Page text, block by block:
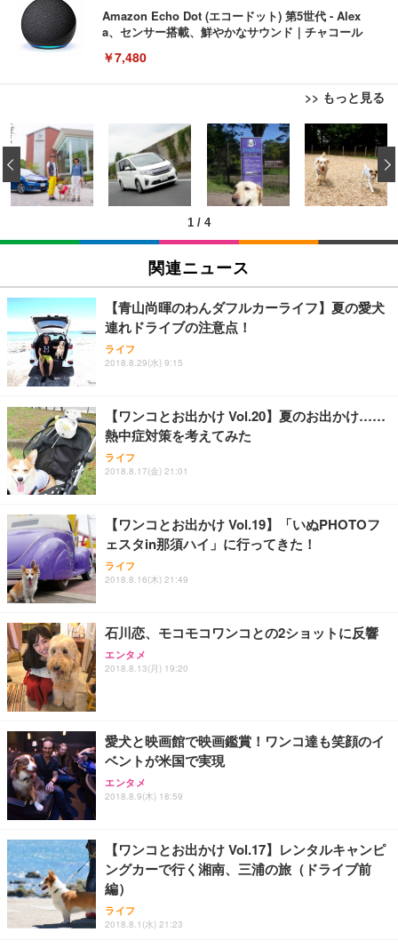
Amazon Echo Dot (エコードット) 第5世代 - Alex
a、センサー搭載、鮮やかなサウンド｜チャコール
￥7,480
>> もっと見る
[EdoErgo] オフィスチェア 椅子 テレワーク 疲れな
い 跳ね上げ式アームレスト コンパクト 約105度ロッ
キング pc 事務椅子 360度回転 座面昇降 強化ナイロ
ン樹脂ベース 通気性メッシュ 在宅ワーク H-WY01
(黒網+黒枠+黒足)
￥5,699
SIHOO B100 オフィスチェア／デスクチェア メッシ
ュチェア 人間工学 疲れない ブラック
￥27,999
Sezlife オフィスチェア デスクチェア 疲れない テレ
ワーク チェア 強化バックレスト 30度ロッキング機
能 人間工学 椅子 腰サポート 90度跳ね上げ式アーム
務用 おしゃれ パソコンチェア (ブラック)
Sezlife オフィスチェア デスクチェア 疲れない テレ
ワーク チェア 強化バックレスト 30度ロッキング機
能 人間工学 椅子 腰サポート 90度跳ね上げ式アーム
務用 おしゃれ パソコンチェア (ホワイト)
ANDWINT オフィスチェア デスクチェア 肘なし メ
ッシュ 通気性 ランバーサポート付き 腰サポート ガ
ス圧無段階昇降 360度回転 キャスター付き コンパク
EIZO ビジネス向けプレミアムモニター | FlexScan
EV3240X-WT | 31.5型4K UHD・USB Type-C・ホワ
イト
￥105,595
EIZO ビジネス向けプレミアムモニター | FlexScan
￥109,572
【純正品】27"ゲーミングモニター DualSense 充電
フック付き（CFI-ZDM1J）
【整備済み品】Dell E2724HS 27インチ 液晶モニタ
ー フルHD（1920×1080）VA 非光沢 HDMI/DisplayP
ort/VGA スピーカー内蔵 高さ調整 スイベル VESA対
【MiniLED/24.5inch/280Hz/FHD】GRAPHT THE S
HOOTER Gaming Monitor 24” Essential ゲーミン
グモニター QD 24.5インチ 1ms FHD 量子ドット 残
Amazonベーシック ペットシーツ 薄型 レギュラー 1
回使い捨て 無香料 ホワイト 300枚
￥3,373
Amazonベーシック ペットシーツ 厚型 ワイド 42枚
x2袋(84枚) ホワイト(吸収面:ライトブルー)
￥3,234
ネオ・ルーライフ ネオ・オムツ L 中型犬用 26枚入
り 単品
Smart Basic(スマートベーシック) 【Amazon.co.jp
限定】 Smart Basic アイリスオーヤマ ペットシーツ
超厚型 お徳用 ワイド 100枚入 (x 1) (ケース販売)
アイリスオーヤマ ペットシーツ 超厚型 お徳用 レギ
ュラー 200枚入【Amazon.co.jp限定】
1 / 4
‹
関連ニュース
【青山尚暉のわんダフルカーライフ】夏の愛犬
連れドライブの注意点！
ライフ
2018.8.29(水) 9:15
【ワンコとお出かけ Vol.20】夏のお出かけ……
熱中症対策を考えてみた
ライフ
2018.8.17(金) 21:01
【ワンコとお出かけ Vol.19】「いぬPHOTOフ
ェスタin那須ハイ」に行ってきた！
ライフ
2018.8.16(木) 21:49
石川恋、モコモコワンコとの2ショットに反響
エンタメ
2018.8.13(月) 19:20
愛犬と映画館で映画鑑賞！ワンコ達も笑顔のイ
ベントが米国で実現
エンタメ
2018.8.9(木) 18:59
【ワンコとお出かけ Vol.17】レンタルキャンピ
ングカーで行く湘南、三浦の旅（ドライブ前
編）
ライフ
2018.8.1(水) 21:23